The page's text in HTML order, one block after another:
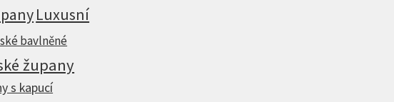
Luxusní
bavlněné
župany
s kapucí